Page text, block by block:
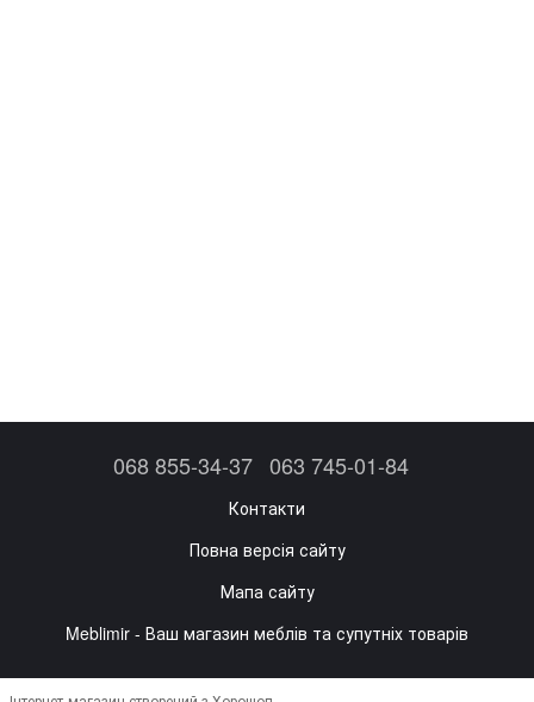
068 855-34-37 063 745-01-84
Контакти
Повна версія сайту
Мапа сайту
Meblimir - Ваш магазин меблів та супутніх товарів